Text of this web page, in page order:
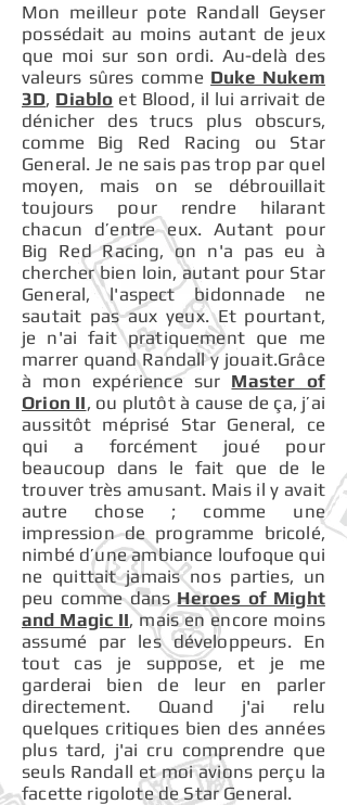
Mon meilleur pote Randall Geyser
possédait au moins autant de jeux
que moi sur son ordi. Au-delà des
valeurs sûres comme Duke Nukem
3D, Diablo et Blood, il lui arrivait de
dénicher des trucs plus obscurs,
comme Big Red Racing ou Star
General. Je ne sais pas trop par quel
moyen, mais on se débrouillait
toujours pour rendre hilarant
chacun d’entre eux. Autant pour
Big Red Racing, on n'a pas eu à
chercher bien loin, autant pour Star
General, l'aspect bidonnade ne
sautait pas aux yeux. Et pourtant,
je n'ai fait pratiquement que me
marrer quand Randall y jouait.Grâce
à mon expérience sur Master of
Orion II, ou plutôt à cause de ça, j’ai
aussitôt méprisé Star General, ce
qui a forcément joué pour
beaucoup dans le fait que de le
trouver très amusant. Mais il y avait
autre chose ; comme une
impression de programme bricolé,
nimbé d’une ambiance loufoque qui
ne quittait jamais nos parties, un
peu comme dansHeroes of Might
and Magic II, mais en encore moins
assumé par les développeurs. En
tout cas je suppose, et je me
garderai bien de leur en parler
directement. Quand j'ai relu
quelques critiques bien des années
plus tard, j'ai cru comprendre que
seuls Randall et moi avions perçu la
facette rigolote de Star General.